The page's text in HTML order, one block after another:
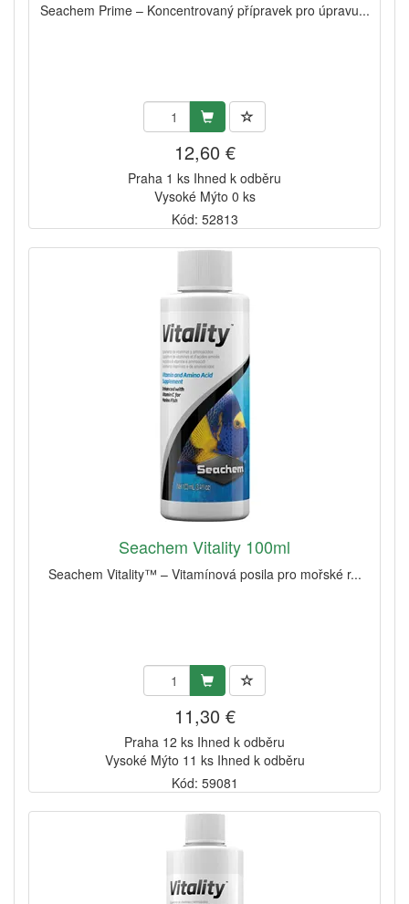
Seachem Prime – Koncentrovaný přípravek pro úpravu...
12,60 €
Praha 1 ks Ihned k odběru
Vysoké Mýto 0 ks
Kód: 52813
Seachem Vitality 100ml
Seachem Vitality™ – Vitamínová posila pro mořské r...
11,30 €
Praha 12 ks Ihned k odběru
Vysoké Mýto 11 ks Ihned k odběru
Kód: 59081